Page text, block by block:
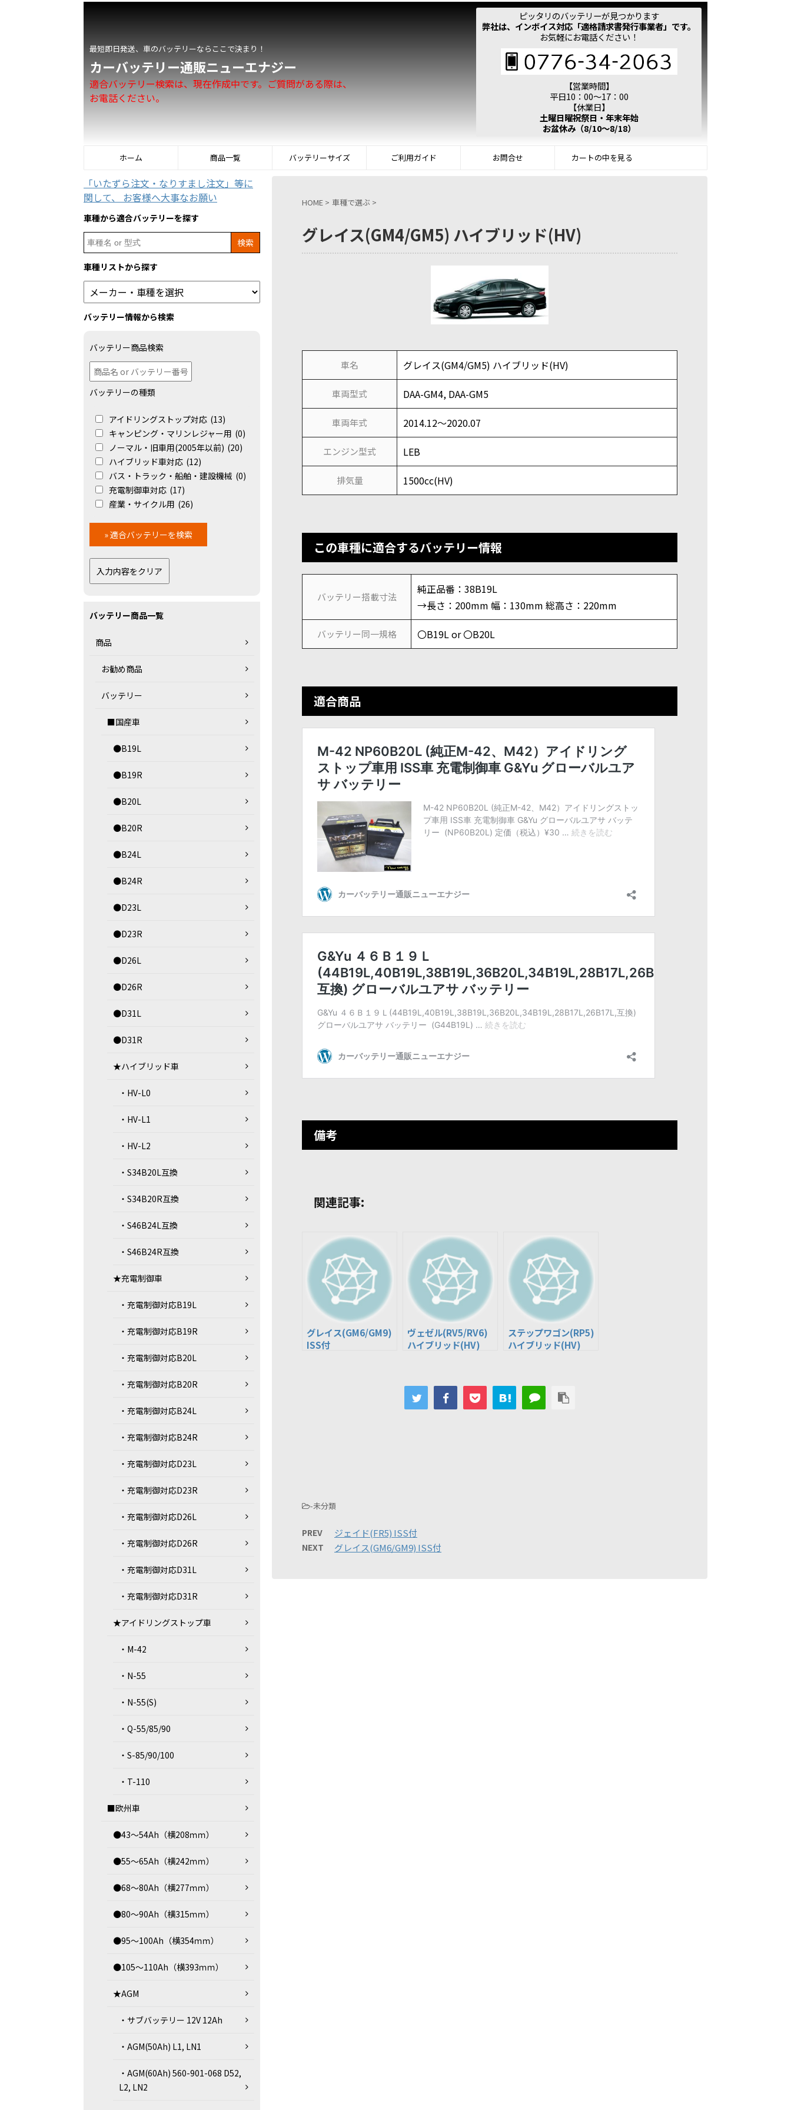
最短即日発送、車のバッテリーならここで決まり！
カーバッテリー通販ニューエナジー
適合バッテリー検索は、現在作成中です。ご質問がある際は、
お電話ください。
ピッタリのバッテリーが見つかります
弊社は、インボイス対応「適格請求書発行事業者」です。
お気軽にお電話ください！
【営業時間】
平日10：00～17：00
【休業日】
土曜日曜祝祭日・年末年始
お盆休み（8/10～8/18）
ホーム 商品一覧 バッテリーサイズ ご利用ガイド お問合せ カートの中を見る
HOME > 車種で選ぶ >
グレイス(GM4/GM5) ハイブリッド(HV)
車名 グレイス(GM4/GM5) ハイブリッド(HV)
車両型式 DAA-GM4, DAA-GM5
車両年式 2014.12～2020.07
エンジン型式 LEB
排気量 1500cc(HV)
この車種に適合するバッテリー情報
バッテリー搭載寸法
純正品番：38B19L
→長さ：200mm 幅：130mm 総高さ：220mm
バッテリー同一規格 〇B19L or 〇B20L
適合商品
備考
関連記事:
グレイス(GM6/GM9)
ISS付
ヴェゼル(RV5/RV6)
ハイブリッド(HV)
ステップワゴン(RP5)
ハイブリッド(HV)
-未分類
PREV ジェイド(FR5) ISS付
NEXT グレイス(GM6/GM9) ISS付
「いたずら注文・なりすまし注文」等に
関して、 お客様へ大事なお願い
車種から適合バッテリーを探す
Search
for:
車種リストから探す
バッテリー情報から検索
バッテリー商品検索
バッテリーの種類
アイドリングストップ対応 (13)
キャンピング・マリンレジャー用 (0)
ノーマル・旧車用(2005年以前) (20)
ハイブリッド車対応 (12)
バス・トラック・船舶・建設機械 (0)
充電制御車対応 (17)
産業・サイクル用 (26)
バッテリー商品一覧
商品
お勧め商品
バッテリー
■国産車
●B19L
●B19R
●B20L
●B20R
●B24L
●B24R
●D23L
●D23R
●D26L
●D26R
●D31L
●D31R
★ハイブリッド車
・HV-L0
・HV-L1
・HV-L2
・S34B20L互換
・S34B20R互換
・S46B24L互換
・S46B24R互換
★充電制御車
・充電制御対応B19L
・充電制御対応B19R
・充電制御対応B20L
・充電制御対応B20R
・充電制御対応B24L
・充電制御対応B24R
・充電制御対応D23L
・充電制御対応D23R
・充電制御対応D26L
・充電制御対応D26R
・充電制御対応D31L
・充電制御対応D31R
★アイドリングストップ車
・M-42
・N-55
・N-55(S)
・Q-55/85/90
・S-85/90/100
・T-110
■欧州車
●43～54Ah（横208ｍｍ）
●55～65Ah（横242ｍｍ）
●68～80Ah（横277ｍｍ）
●80～90Ah（横315ｍｍ）
●95～100Ah（横354ｍｍ）
●105～110Ah（横393ｍｍ）
★AGM
・サブバッテリー 12V 12Ah
・AGM(50Ah) L1, LN1
・AGM(60Ah) 560-901-068 D52,
L2, LN2